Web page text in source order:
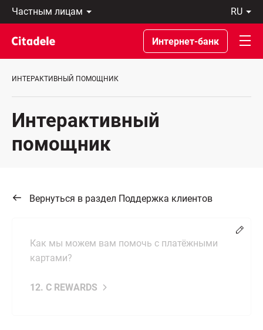
Частным
лицам
Предприятиям
Private
Banking
банке
ru
Latviski
По-
русски
In
Интернет-банк
ИНТЕРАКТИВНЫЙ ПОМОЩНИК
Интерактивный
помощник
Вернуться в раздел Поддержка клиентов
Как мы можем вам помочь с платёжными
картами?
12. C REWARDS